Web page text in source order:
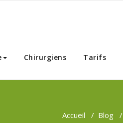
Chirurgiens Tarifs
Accueil / Blog /